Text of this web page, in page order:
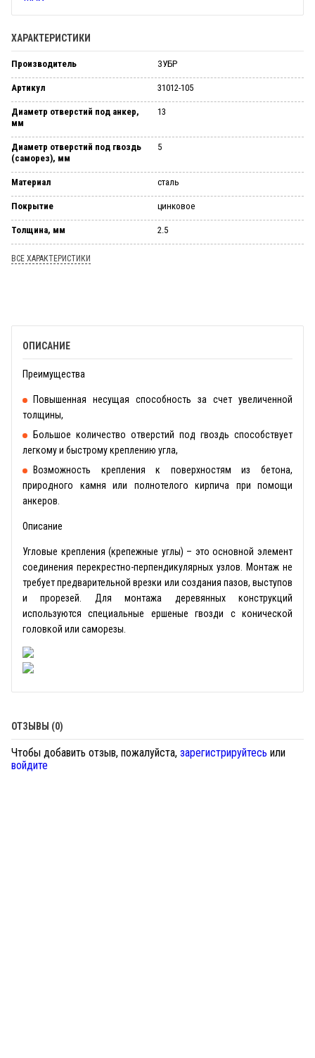
ХАРАКТЕРИСТИКИ
Производитель ЗУБР
Артикул 31012-105
Диаметр отверстий под анкер,
мм
13
Диаметр отверстий под гвоздь
(саморез), мм
5
Материал сталь
Покрытие цинковое
Толщина, мм 2.5
ВСЕ ХАРАКТЕРИСТИКИ
ОПИСАНИЕ
Преимущества
Повышенная несущая способность за счет увеличенной
толщины,
Большое количество отверстий под гвоздь способствует
легкому и быстрому креплению угла,
Возможность крепления к поверхностям из бетона,
природного камня или полнотелого кирпича при помощи
анкеров.
Описание
Угловые крепления (крепежные углы) – это основной элемент
соединения перекрестно-перпендикулярных узлов. Монтаж не
требует предварительной врезки или создания пазов, выступов
и прорезей. Для монтажа деревянных конструкций
используются специальные ершеные гвозди с конической
головкой или саморезы.
ОТЗЫВЫ (0)
Чтобы добавить отзыв, пожалуйста, зарегистрируйтесь или
войдите